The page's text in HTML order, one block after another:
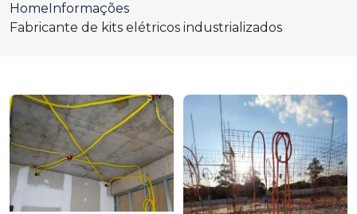
HomeInformações
Fabricante de kits elétricos industrializados